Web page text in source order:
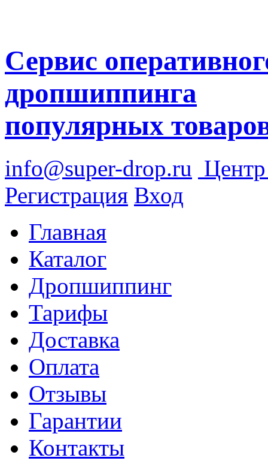
Сервис
дропшиппинга
популярных
info@super-drop.ru
Регистрация Вход
Главная
Каталог
Дропшиппинг
Тарифы
Доставка
Оплата
Отзывы
Гарантии
Контакты